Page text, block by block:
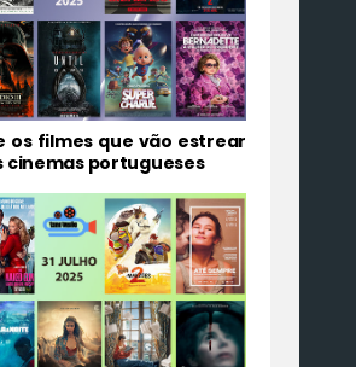
os filmes que vão estrear
cinemas portugueses